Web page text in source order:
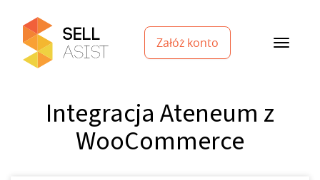
Załóż konto
Integracja Ateneum z
WooCommerce